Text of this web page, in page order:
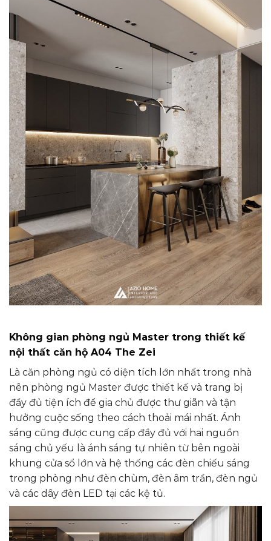
Không gian phòng ngủ Master trong thiết kế
nội thất căn hộ A04 The Zei
Là căn phòng ngủ có diện tích lớn nhất trong nhà
nên phòng ngủ Master được thiết kế và trang bị
đầy đủ tiện ích để gia chủ được thư giãn và tận
hưởng cuộc sống theo cách thoải mái nhất. Ánh
sáng cũng được cung cấp đầy đủ với hai nguồn
sáng chủ yếu là ánh sáng tự nhiên từ bên ngoài
khung cửa sổ lớn và hệ thống các đèn chiếu sáng
trong phòng như đèn chùm, đèn âm trần, đèn ngủ
và các dây đèn LED tại các kệ tủ.